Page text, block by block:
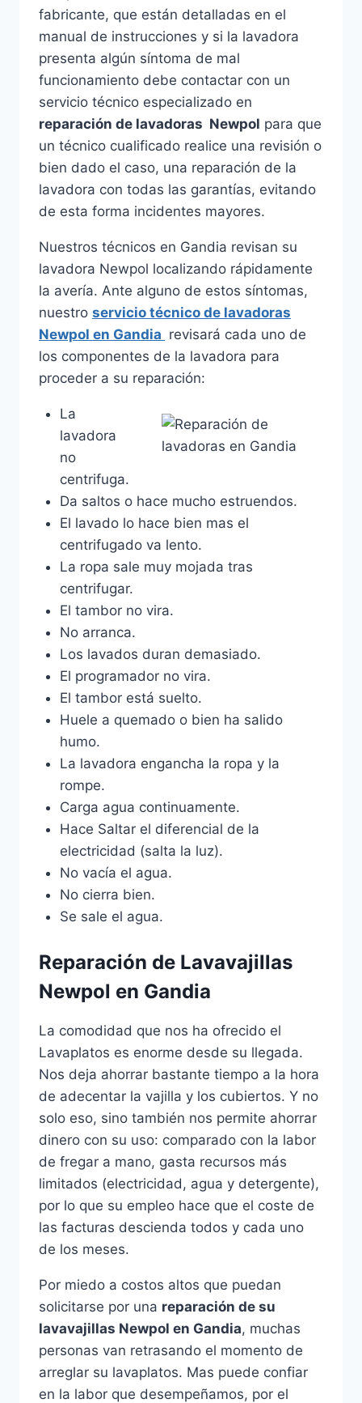
fabricante, que están detalladas en el
manual de instrucciones y si la lavadora
presenta algún síntoma de mal
funcionamiento debe contactar con un
servicio técnico especializado en
reparación de lavadoras Newpol para que
un técnico cualificado realice una revisión o
bien dado el caso, una reparación de la
lavadora con todas las garantías, evitando
de esta forma incidentes mayores.
Nuestros técnicos en Gandia revisan su
lavadora Newpol localizando rápidamente
la avería. Ante alguno de estos síntomas,
nuestro servicio técnico de lavadoras
Newpol en Gandia revisará cada uno de
los componentes de la lavadora para
proceder a su reparación:
La
lavadora
no
centrifuga.
Da saltos o hace mucho estruendos.
El lavado lo hace bien mas el
centrifugado va lento.
La ropa sale muy mojada tras
centrifugar.
El tambor no vira.
No arranca.
Los lavados duran demasiado.
El programador no vira.
El tambor está suelto.
Huele a quemado o bien ha salido
humo.
La lavadora engancha la ropa y la
rompe.
Carga agua continuamente.
Hace Saltar el diferencial de la
electricidad (salta la luz).
No vacía el agua.
No cierra bien.
Se sale el agua.
Reparación de Lavavajillas
Newpol en Gandia
La comodidad que nos ha ofrecido el
Lavaplatos es enorme desde su llegada.
Nos deja ahorrar bastante tiempo a la hora
de adecentar la vajilla y los cubiertos. Y no
solo eso, sino también nos permite ahorrar
dinero con su uso: comparado con la labor
de fregar a mano, gasta recursos más
limitados (electricidad, agua y detergente),
por lo que su empleo hace que el coste de
las facturas descienda todos y cada uno
de los meses.
Por miedo a costos altos que puedan
solicitarse por una reparación de su
lavavajillas Newpol en Gandia, muchas
personas van retrasando el momento de
arreglar su lavaplatos. Mas puede confiar
en la labor que desempeñamos, por el